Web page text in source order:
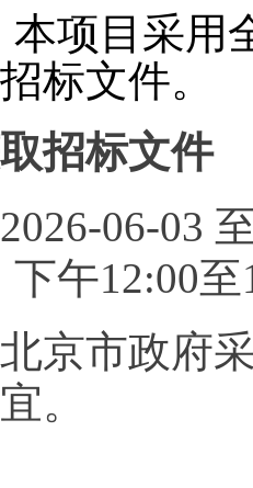
本项目采用
标文件。
招标文件
06-03
下午12:00
京市政府
。